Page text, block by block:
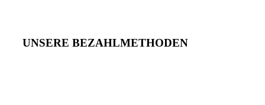
UNSERE BEZAHLMETHODEN